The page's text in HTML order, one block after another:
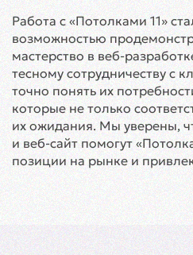
Работа с «Потолками 11»
возможностью
мастерство в веб-
тесному сотрудничеству с
точно понять их
которые не только
их ожидания. Мы уверены,
и веб-сайт помогут
позиции на рынке и